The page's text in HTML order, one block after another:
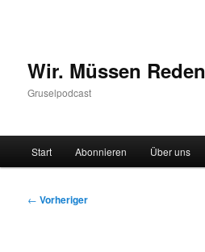
Wir. Müssen Reden
Gruselpodcast
Start Abonnieren Über uns
Beitragsnavigation
← Vorheriger